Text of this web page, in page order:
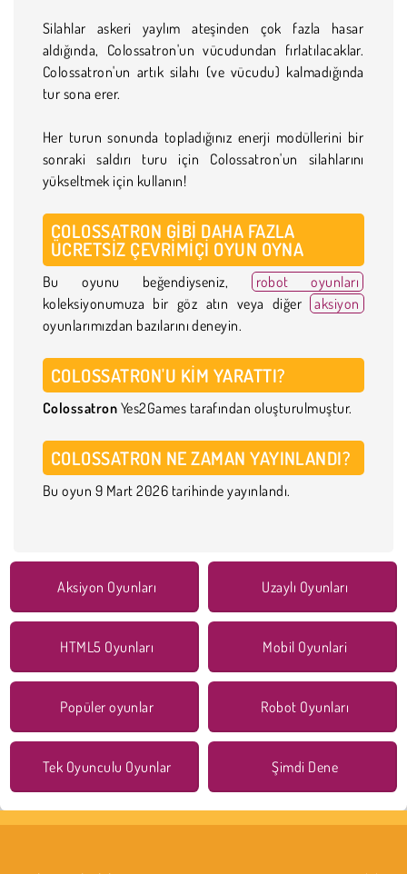
Silahlar askeri yaylım ateşinden çok fazla hasar
aldığında, Colossatron'un vücudundan fırlatılacaklar.
Colossatron'un artık silahı (ve vücudu) kalmadığında
tur sona erer.
Her turun sonunda topladığınız enerji modüllerini bir
sonraki saldırı turu için Colossatron'un silahlarını
yükseltmek için kullanın!
COLOSSATRON GIBI DAHA FAZLA
ÜCRETSIZ ÇEVRIMIÇI OYUN OYNA
Bu oyunu beğendiyseniz,
robot oyunları
koleksiyonumuza bir göz atın veya diğer aksiyon
oyunlarımızdan bazılarını deneyin.
COLOSSATRON'U KIM YARATTI?
Colossatron Yes2Games tarafından oluşturulmuştur.
COLOSSATRON NE ZAMAN YAYINLANDI?
Bu oyun 9 Mart 2026 tarihinde yayınlandı.
Aksiyon Oyunları Uzaylı Oyunları
HTML5 Oyunları Mobil Oyunlari
Popüler oyunlar Robot Oyunları
Tek Oyunculu Oyunlar Şimdi Dene